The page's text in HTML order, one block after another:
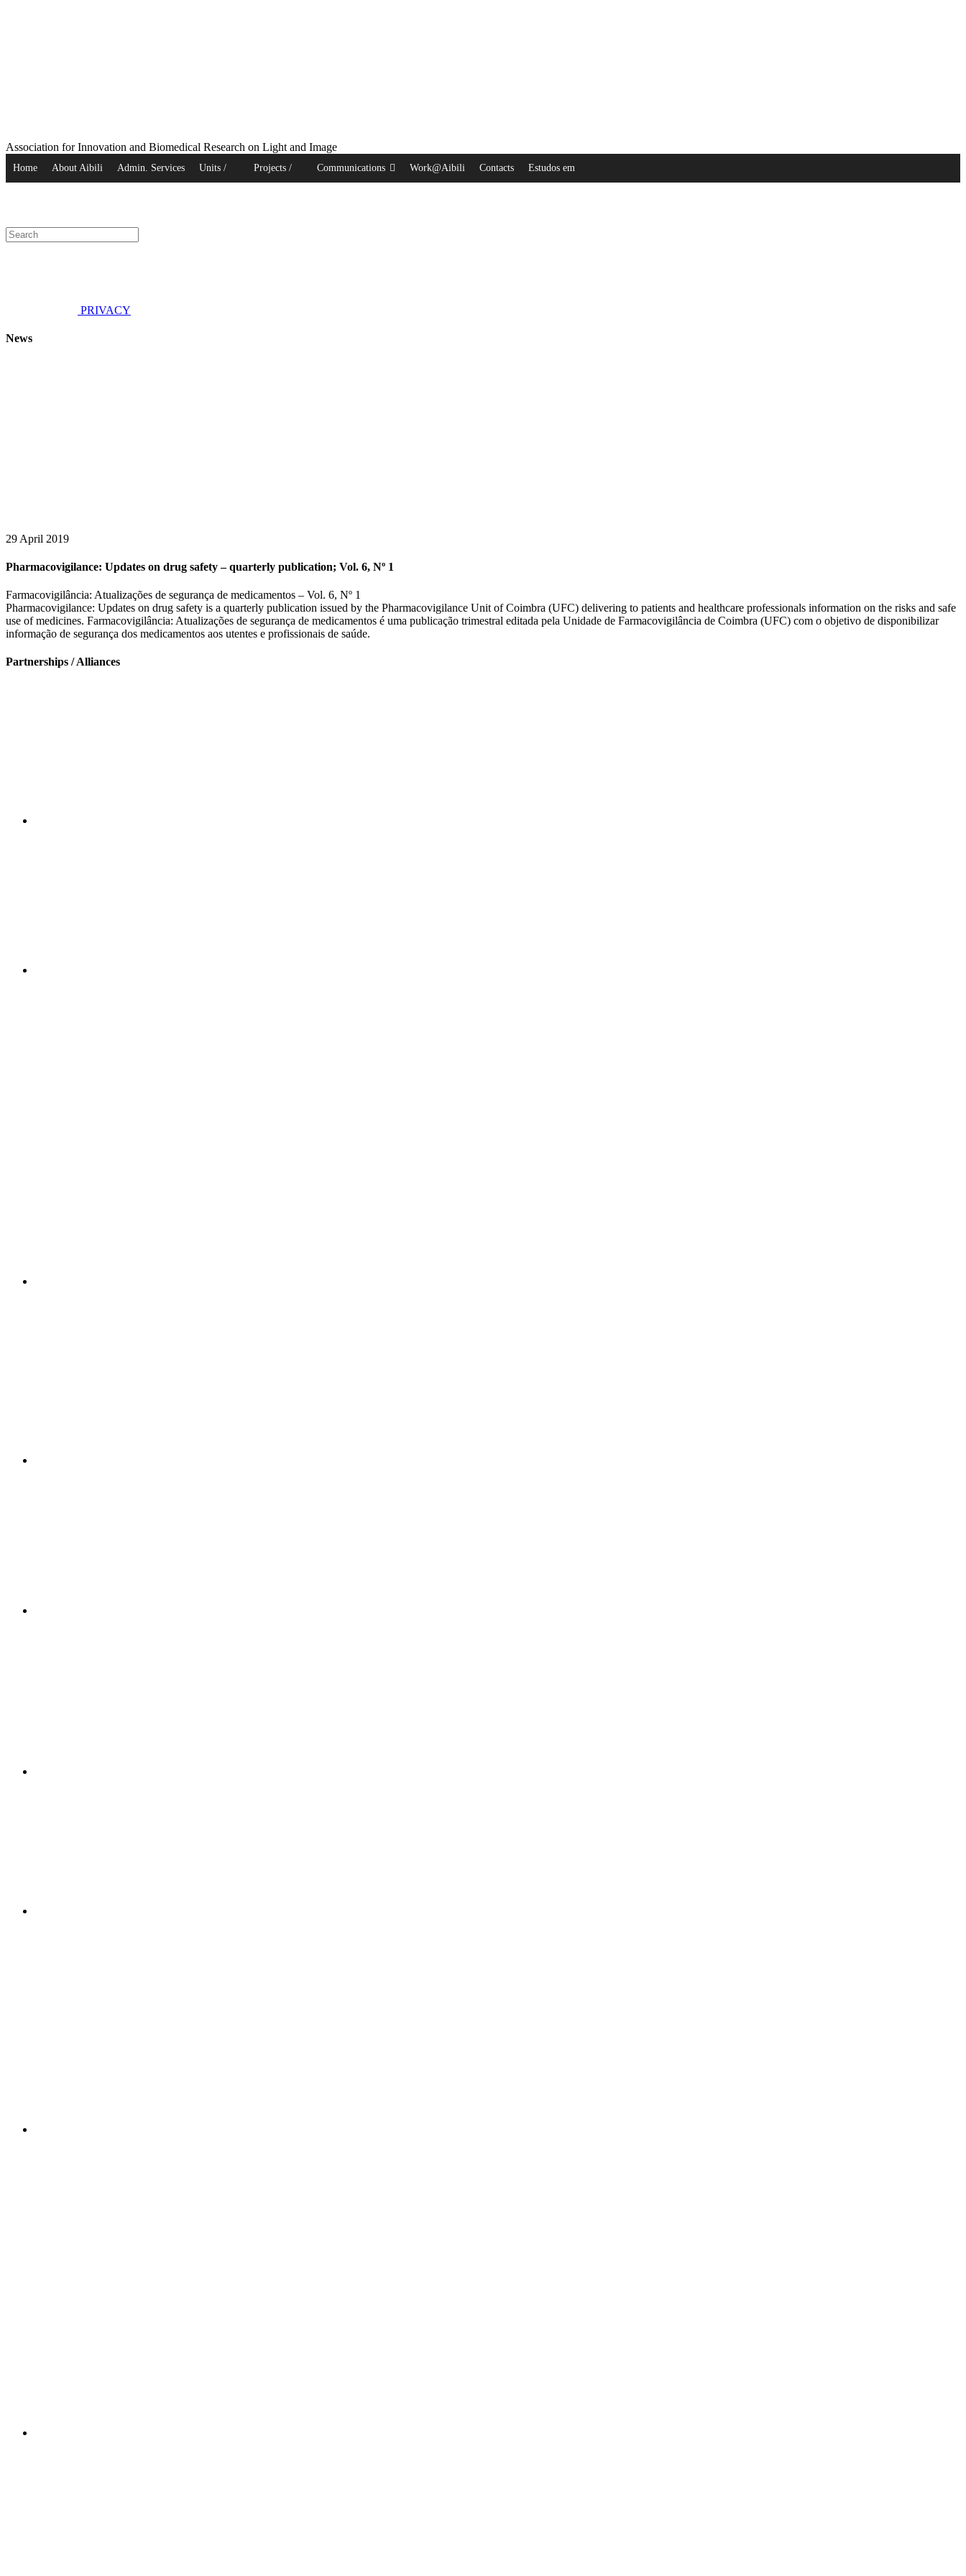
Association for Innovation and Biomedical Research on Light and Image
Home About Aibili Admin. Services Units / Projects / Communications Work@Aibili Contacts Estudos em
PRIVACY
News
29 April 2019
Pharmacovigilance: Updates on drug safety – quarterly publication; Vol. 6, Nº 1
Farmacovigilância: Atualizações de segurança de medicamentos – Vol. 6, Nº 1
Pharmacovigilance: Updates on drug safety is a quarterly publication issued by the Pharmacovigilance Unit of Coimbra (UFC) delivering to patients and healthcare professionals information on the risks and safe
use of medicines. Farmacovigilância: Atualizações de segurança de medicamentos é uma publicação trimestral editada pela Unidade de Farmacovigilância de Coimbra (UFC) com o objetivo de disponibilizar
informação de segurança dos medicamentos aos utentes e profissionais de saúde.
Partnerships / Alliances